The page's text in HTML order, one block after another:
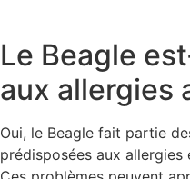
Le Beagle
aux allergies
Oui, le Beagle fait partie
prédisposées aux